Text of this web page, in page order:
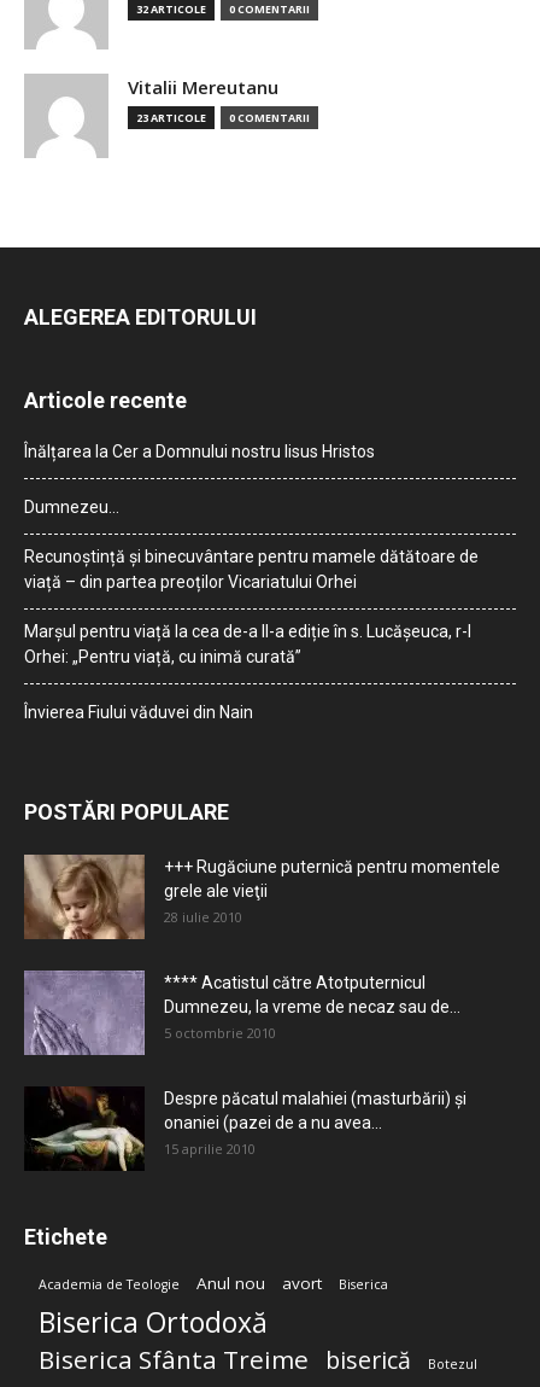
32 ARTICOLE 0 COMENTARII
Vitalii Mereutanu
23 ARTICOLE 0 COMENTARII
ALEGEREA EDITORULUI
Articole recente
Înălțarea la Cer a Domnului nostru Iisus Hristos
Dumnezeu…
Recunoștință și binecuvântare pentru mamele dătătoare de
viață – din partea preoților Vicariatului Orhei
Marșul pentru viață la cea de-a II-a ediție în s. Lucășeuca, r-l
Orhei: „Pentru viață, cu inimă curată”
Învierea Fiului văduvei din Nain
POSTĂRI POPULARE
+++ Rugăciune puternică pentru momentele
grele ale vieţii
28 iulie 2010
**** Acatistul către Atotputernicul
Dumnezeu, la vreme de necaz sau de...
5 octombrie 2010
Despre păcatul malahiei (masturbării) şi
onaniei (pazei de a nu avea...
15 aprilie 2010
Etichete
Academia de Teologie Anul nou avort Biserica
Biserica Ortodoxă
Biserica Sfânta Treime biserică Botezul